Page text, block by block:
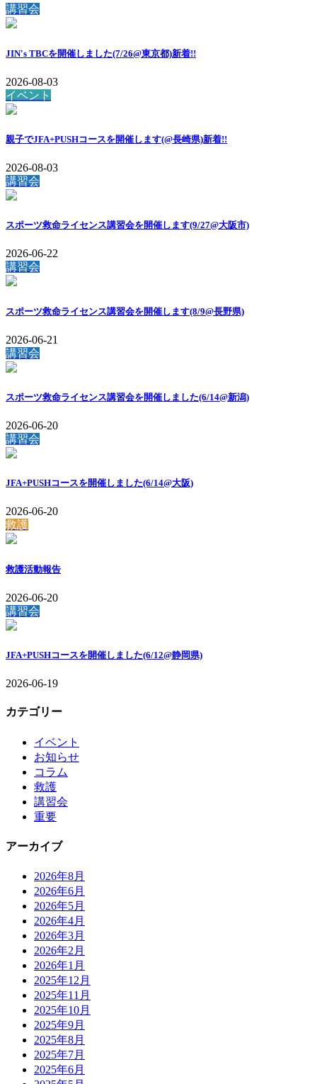
講習会
JIN's TBCを開催しました(7/26@東京都)新着!!
2026-08-03
イベント
親子でJFA+PUSHコースを開催します(@長崎県)新着!!
2026-08-03
講習会
スポーツ救命ライセンス講習会を開催します(9/27@大阪市)
2026-06-22
講習会
スポーツ救命ライセンス講習会を開催します(8/9@長野県)
2026-06-21
講習会
スポーツ救命ライセンス講習会を開催しました(6/14@新潟)
2026-06-20
講習会
JFA+PUSHコースを開催しました(6/14@大阪)
2026-06-20
救護
救護活動報告
2026-06-20
講習会
JFA+PUSHコースを開催しました(6/12@静岡県)
2026-06-19
カテゴリー
イベント
お知らせ
コラム
救護
講習会
重要
アーカイブ
2026年8月
2026年6月
2026年5月
2026年4月
2026年3月
2026年2月
2026年1月
2025年12月
2025年11月
2025年10月
2025年9月
2025年8月
2025年7月
2025年6月